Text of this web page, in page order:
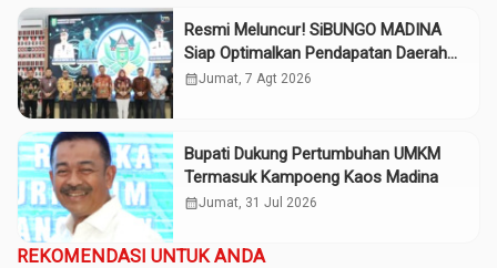
Resmi Meluncur! SiBUNGO MADINA
Siap Optimalkan Pendapatan Daerah
Madina
calendar_monthJumat, 7 Agt 2026
Bupati Dukung Pertumbuhan UMKM
Termasuk Kampoeng Kaos Madina
calendar_monthJumat, 31 Jul 2026
REKOMENDASI UNTUK ANDA